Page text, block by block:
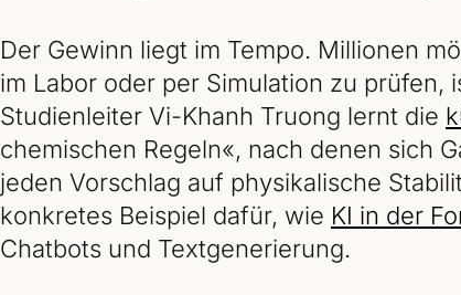
Der Gewinn liegt im Tempo. Millionen
im Labor oder per Simulation zu prüfen,
Studienleiter Vi-Khanh Truong lernt die
chemischen Regeln«, nach denen sich
jeden Vorschlag auf physikalische
konkretes Beispiel dafür, wie KI in der
Chatbots und Textgenerierung.